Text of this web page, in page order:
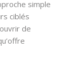
simple
ciblés
de